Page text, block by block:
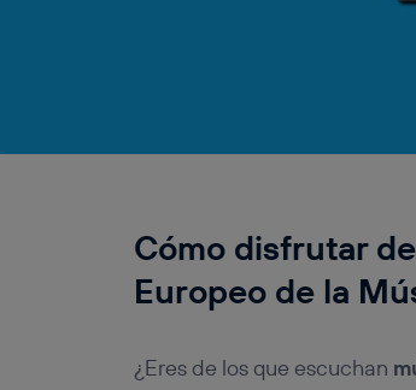
Cómo disfrutar
Europeo de la
¿Eres de los que escuchan